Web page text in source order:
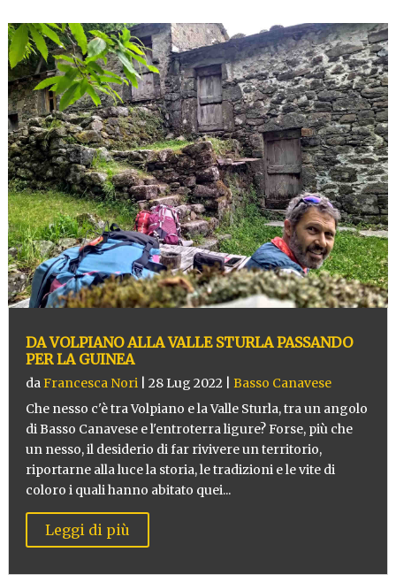
DA VOLPIANO ALLA VALLE STURLA PASSANDO
PER LA GUINEA
daFrancesca Nori| 28 Lug 2022| Basso Canavese
Che nesso c'è tra Volpiano e la Valle Sturla, tra un angolo
di Basso Canavese e l'entroterra ligure? Forse, più che
un nesso, il desiderio di far rivivere un territorio,
riportarne alla luce la storia, le tradizioni e le vite di
coloro i quali hanno abitato quei...
Leggi di più